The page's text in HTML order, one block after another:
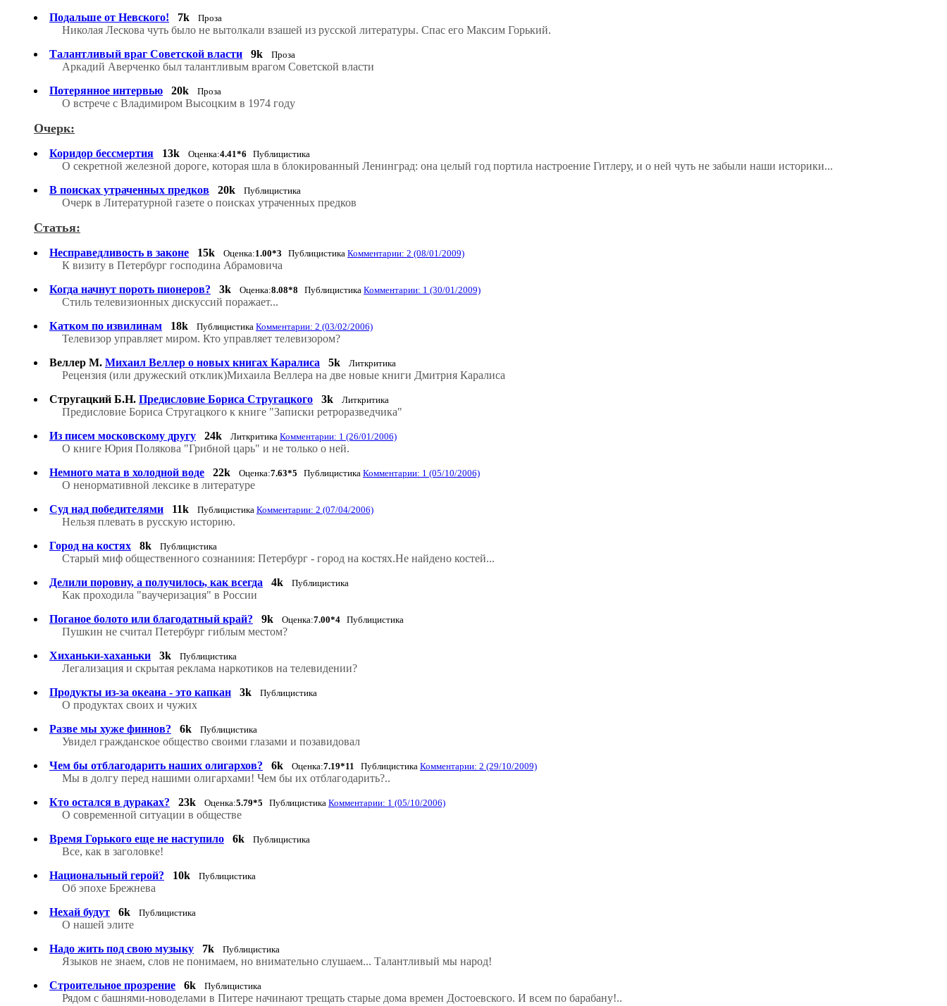
Подальше от Невского!
7k Проза
Николая Лескова чуть было не вытолкали взашей из русской литературы. Спас его Максим Горький.
Талантливый враг Советской власти
9k Проза
Аркадий Аверченко был талантливым врагом Советской власти
Потерянное интервью
20k Проза
О встрече с Владимиром Высоцким в 1974 году
Очерк:
Коридор бессмертия 13k Оценка:4.41*6 Публицистика
О секретной железной дороге, которая шла в блокированный Ленинград: она целый год портила настроение Гитлеру, и о ней чуть не забыли наши историки...
В поисках утраченных предков
20k Публицистика
Очерк в Литературной газете о поисках утраченных предков
Статья:
Несправедливость в законе 15k Оценка:1.00*3 Публицистика Комментарии: 2 (08/01/2009)
К визиту в Петербург господина Абрамовича
Когда начнут пороть пионеров?
3k Оценка:8.08*8 Публицистика Комментарии: 1 (30/01/2009)
Стиль телевизионных дискуссий поражает...
Катком по извилинам
18k Публицистика Комментарии: 2 (03/02/2006)
Телевизор управляет миром. Кто управляет телевизором?
Веллер М. Михаил Веллер о новых книгах Каралиса 5k Литкритика
Рецензия (или дружеский отклик)Михаила Веллера на две новые книги Дмитрия Каралиса
Стругацкий Б.Н. Предисловие Бориса Стругацкого 3k Литкритика
Предисловие Бориса Стругацкого к книге "Записки ретроразведчика"
Из писем московскому другу
24k Литкритика Комментарии: 1 (26/01/2006)
О книге Юрия Полякова "Грибной царь" и не только о ней.
Немного мата в холодной воде
22k Оценка:7.63*5 Публицистика Комментарии: 1 (05/10/2006)
О ненормативной лексике в литературе
Суд над победителями
11k Публицистика Комментарии: 2 (07/04/2006)
Нельзя плевать в русскую историю.
Город на костях
8k Публицистика
Старый миф общественного сознаниия: Петербург - город на костях.Не найдено костей...
Делили поровну, а получилось, как всегда
4k Публицистика
Как проходила "ваучеризация" в России
Поганое болото или благодатный край?
9k Оценка:7.00*4 Публицистика
Пушкин не считал Петербург гиблым местом?
Хиханьки-хаханьки
3k Публицистика
Легализация и скрытая реклама наркотиков на телевидении?
Продукты из-за океана - это капкан
3k Публицистика
О продуктах своих и чужих
Разве мы хуже финнов?
6k Публицистика
Увидел гражданское общество своими глазами и позавидовал
Чем бы отблагодарить наших олигархов?
6k Оценка:7.19*11 Публицистика Комментарии: 2 (29/10/2009)
Мы в долгу перед нашими олигархами! Чем бы их отблагодарить?..
Кто остался в дураках?
23k Оценка:5.79*5 Публицистика Комментарии: 1 (05/10/2006)
О современной ситуации в обществе
Время Горького еще не наступило
6k Публицистика
Все, как в заголовке!
Национальный герой?
10k Публицистика
Об эпохе Брежнева
Нехай будут
6k Публицистика
О нашей элите
Надо жить под свою музыку
7k Публицистика
Языков не знаем, слов не понимаем, но внимательно слушаем... Талантливый мы народ!
Строительное прозрение
6k Публицистика
Рядом с башнями-новоделами в Питере начинают трещать старые дома времен Достоевского. И всем по барабану!..